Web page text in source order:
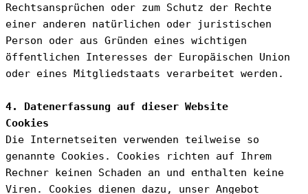
Rechtsansprüchen oder zum Schutz der Rechte
einer anderen natürlichen oder juristischen
Person oder aus Gründen eines wichtigen
öffentlichen Interesses der Europäischen Union
oder eines Mitgliedstaats verarbeitet werden.
4. Datenerfassung auf dieser Website
Cookies
Die Internetseiten verwenden teilweise so
genannte Cookies. Cookies richten auf Ihrem
Rechner keinen Schaden an und enthalten keine
Viren. Cookies dienen dazu, unser Angebot